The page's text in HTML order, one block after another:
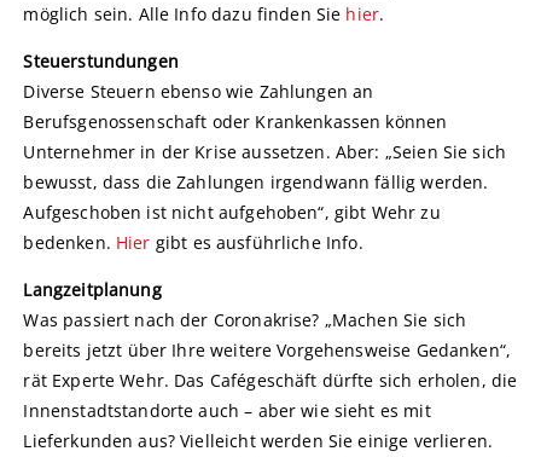
möglich sein. Alle Info dazu finden Sie hier.
Steuerstundungen
Diverse Steuern ebenso wie Zahlungen an
Berufsgenossenschaft oder Krankenkassen können
Unternehmer in der Krise aussetzen. Aber: „Seien Sie sich
bewusst, dass die Zahlungen irgendwann fällig werden.
Aufgeschoben ist nicht aufgehoben“, gibt Wehr zu
bedenken. Hier gibt es ausführliche Info.
Langzeitplanung
Was passiert nach der Coronakrise? „Machen Sie sich
bereits jetzt über Ihre weitere Vorgehensweise Gedanken“,
rät Experte Wehr. Das Cafégeschäft dürfte sich erholen, die
Innenstadtstandorte auch – aber wie sieht es mit
Lieferkunden aus? Vielleicht werden Sie einige verlieren.